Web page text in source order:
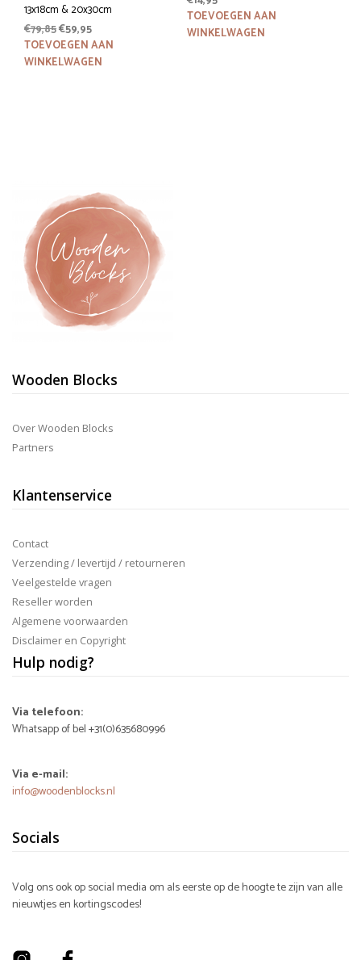
13x18cm & 20x30cm
€79,85Oorspronkelijke
prijs
was:
€59,95Huidige
prijs
is:
TOEVOEGEN AAN
WINKELWAGEN
TOEVOEGEN AAN
WINKELWAGEN
Wooden Blocks
Over Wooden Blocks
Partners
Klantenservice
Contact
Verzending / levertijd / retourneren
Veelgestelde vragen
Reseller worden
Algemene voorwaarden
Disclaimer en Copyright
Hulp nodig?
Via telefoon:
Whatsapp of bel +31(0)635680996
Via e-mail:
info@woodenblocks.nl
Socials
Volg ons ook op social media om als eerste op de hoogte te zijn van alle
nieuwtjes en kortingscodes!